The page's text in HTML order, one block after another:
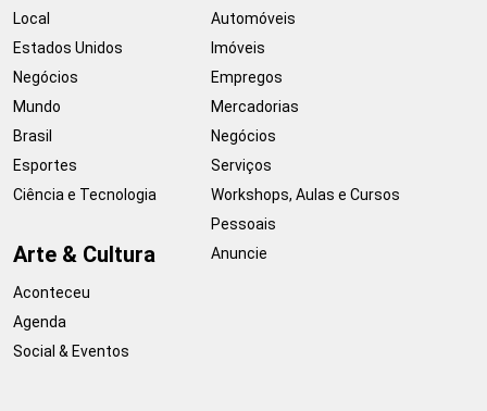
Local
Estados Unidos
Negócios
Mundo
Brasil
Esportes
Ciência e Tecnologia
Arte & Cultura
Aconteceu
Agenda
Social & Eventos
Automóveis
Imóveis
Empregos
Mercadorias
Negócios
Serviços
Workshops, Aulas e Cursos
Pessoais
Anuncie